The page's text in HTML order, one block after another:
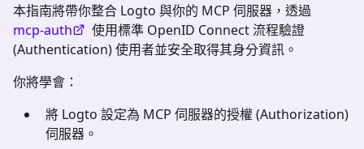
本指南將帶你整合 Logto 與你的 MCP 伺服器，透過
mcp-auth
使用標準 OpenID Connect 流程驗證
(Authentication) 使用者並安全取得其身分資訊。
你將學會：
將 Logto 設定為 MCP 伺服器的授權 (Authorization)
伺服器。